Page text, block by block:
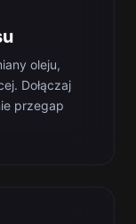
oleju,
Dołączaj
przegap